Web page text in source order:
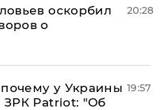
оскорбил
о
20:28
у Украины
ЗРК Patriot: "Об
19:57